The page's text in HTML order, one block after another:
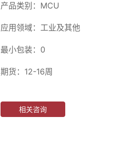
产品类别：MCU
应用领域：工业及其他
最小包装：0
期货：12-16周
相关咨询